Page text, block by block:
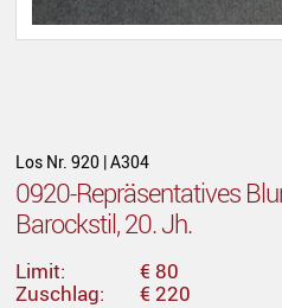
Los Nr. 920 | A304
0920-Repräsentatives
Barockstil, 20. Jh.
Limit:
€ 80
Zuschlag:
€ 220